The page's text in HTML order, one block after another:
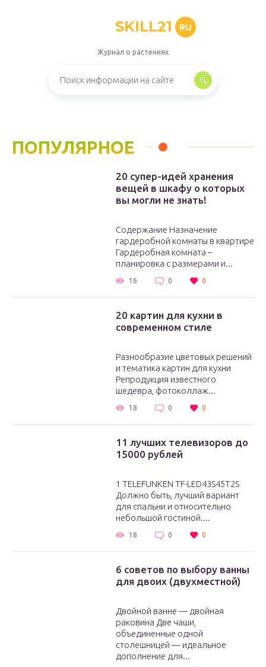
SKILL21 RU
Журнал о растениях
ПОПУЛЯРНОЕ
20 супер-идей хранения
вещей в шкафу о которых
вы могли не знать!
Содержание Назначение
гардеробной комнаты в квартире
Гардеробная комната –
планировка с размерами и...
16 0 0
20 картин для кухни в
современном стиле
Разнообразие цветовых решений
и тематика картин для кухни
Репродукция известного
шедевра, фотоколлаж...
18 0 0
11 лучших телевизоров до
15000 рублей
1 TELEFUNKEN TF-LED43S45T2S
Должно быть, лучший вариант
для спальни и относительно
небольшой гостиной....
18 0 0
6 советов по выбору ванны
для двоих (двухместной)
Двойной ванне — двойная
раковина Две чаши,
объединенные одной
столешницей — идеальное
дополнение для...